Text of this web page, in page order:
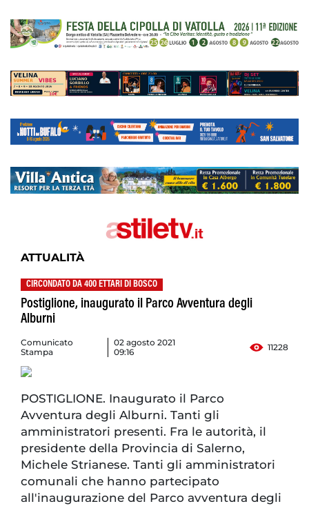
ATTUALITÀ
CIRCONDATO DA 400 ETTARI DI BOSCO
Postiglione, inaugurato il Parco Avventura degli
Alburni
Comunicato
Stampa
02 agosto 2021
09:16
11228
POSTIGLIONE. Inaugurato il Parco
Avventura degli Alburni. Tanti gli
amministratori presenti. Fra le autorità, il
presidente della Provincia di Salerno,
Michele Strianese. Tanti gli amministratori
comunali che hanno partecipato
all'inaugurazione del Parco avventura degli